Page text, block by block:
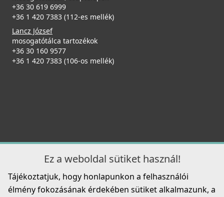
99 890 Ft
MKKTRA99
89 990 Ft
Részletek
ELLECI - Tároló edény egyrészes gourmet 433 HPL
kerettel - Fekete
+36 30 619 6999
+36 1 420 7383 (112-es mellék)
Lancz József
mosogatótálca tartozékok
+36 30 160 9577
+36 1 420 7383 (106-os mellék)
Ez a weboldal sütiket használ!
Tájékoztatjuk, hogy honlapunkon a felhasználói
élmény fokozásának érdekében sütiket alkalmazunk, a